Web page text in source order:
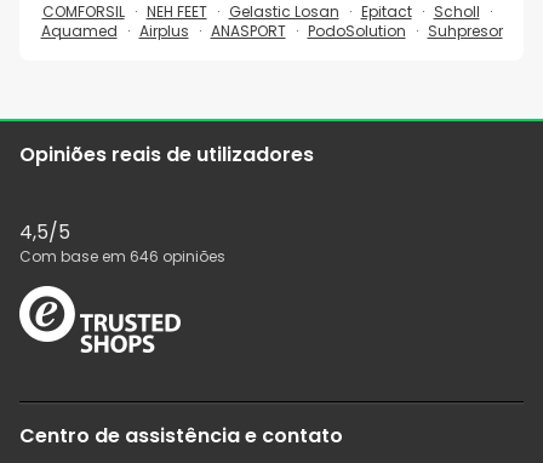
COMFORSIL NEH FEET Gelastic Losan Epitact
Scholl
Aquamed
Airplus ANASPORT PodoSolution Suhpresor
Opiniões reais de utilizadores
4,5/5
Com base em 646 opiniões
Centro de assistência e contato